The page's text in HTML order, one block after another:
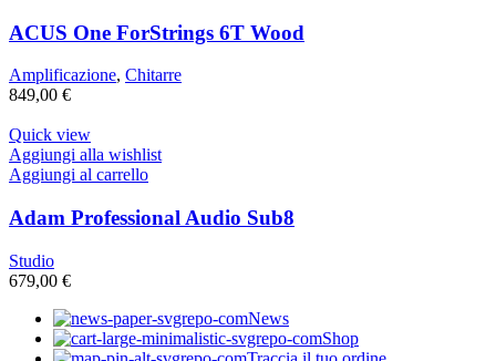
ACUS One ForStrings 6T Wood
Amplificazione, Chitarre
849,00 €
Quick view
Aggiungi alla wishlist
Aggiungi al carrello
Adam Professional Audio Sub8
Studio
679,00 €
News
Shop